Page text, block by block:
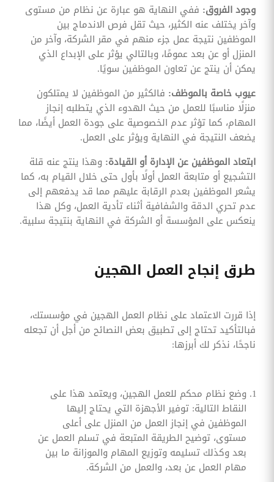
وجود الفروق: ففي النهاية هو عبارة عن نظام من مستوى
وآخر يختلف عنه الكثير، حيث تقل فرص الاندماج بين
الموظفين نتيجة عمل جزء منهم في مقر الشركة، وآخر من
المنزل أو عن بعد عمومًا، وبالتالي يؤثر على الإبداع الذي
يمكن أن ينتج عن تعاون الموظفين سويًا.
عيوب خاصة بالموظف: فالكثير من الموظفين لا يمتلكون
منزلًا مناسبًا للعمل من حيث الهدوء الذي يتطلبه إنجاز
المهام، كما تؤثر عدم الخصوصية على جودة العمل أيضًا، مما
يضعف النتيجة في النهاية ويؤثر على العمل.
ابتعاد الموظفين عن الإدارة أو القيادة: وهذا ينتج عنه قلة
التشجيع أو متابعة العمل أولًا بأول حتى خلال القيام به، كما
يشعر الموظفين بعدم الرقابة عليهم مما قد يدفعهم إلى
عدم تحري الدقة والشفافية أثناء تأدية العمل، وكل هذا
ينعكس على المؤسسة أو الشركة في النهاية بنتيجة سلبية.
طرق إنجاح العمل الهجين
إذا قررت الاعتماد على نظام العمل الهجين في مؤسستك،
فبالتأكيد تحتاج إلى تطبيق بعض النصائح من أجل أن تجعله
ناجحًا، نذكر لك أبرزها:
وضع نظام محكم للعمل الهجين، ويعتمد هذا على
النقاط التالية: توفير الأجهزة التي يحتاج إليها
الموظفين في إنجاز العمل من المنزل على أعلى
مستوى، توضيح الطريقة المتبعة في تسلم العمل عن
بعد وكذلك تسليمه وتوزيع المهام والموزانة ما بين
مهام العمل عن بعد، والعمل من الشركة.